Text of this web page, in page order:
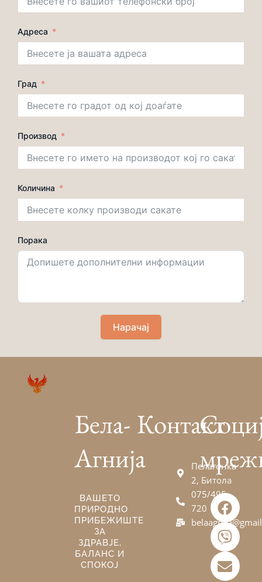
Адреса
Град
Производ
Количина
Порака
Нарачај
Бела-
Агнија
ВАШЕТО
ПРИРОДНО
ПРИБЕЖИШТЕ
ЗА
ЗДРАВЈЕ,
БАЛАНС И
СПОКОЈ
Контакт
Пелагонка
2, Битола
075/495-
720
F
a
c
e
b
o
V
i
b
e
r
E
n
v
e
l
o